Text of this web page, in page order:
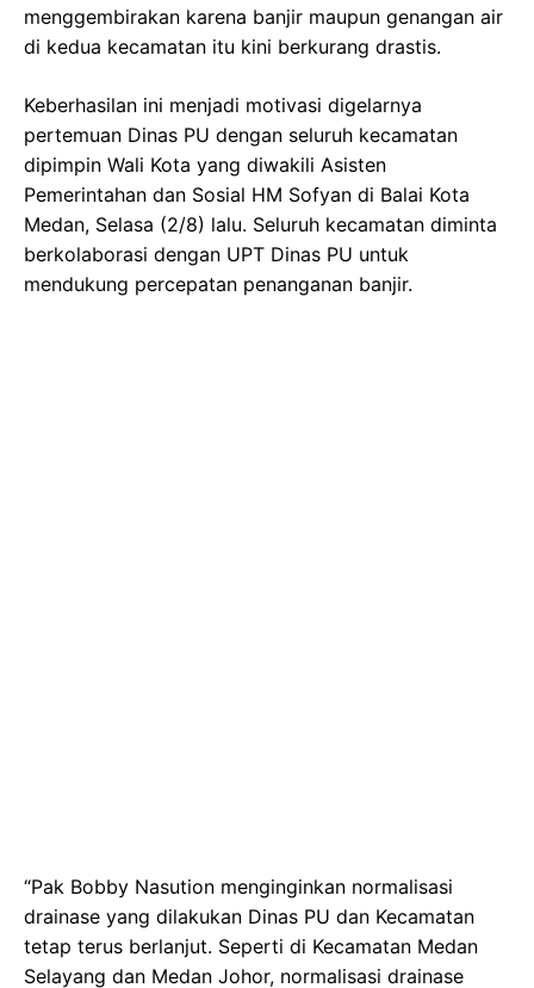
menggembirakan karena banjir maupun genangan air
di kedua kecamatan itu kini berkurang drastis.
Keberhasilan ini menjadi motivasi digelarnya
pertemuan Dinas PU dengan seluruh kecamatan
dipimpin Wali Kota yang diwakili Asisten
Pemerintahan dan Sosial HM Sofyan di Balai Kota
Medan, Selasa (2/8) lalu. Seluruh kecamatan diminta
berkolaborasi dengan UPT Dinas PU untuk
mendukung percepatan penanganan banjir.
“Pak Bobby Nasution menginginkan normalisasi
drainase yang dilakukan Dinas PU dan Kecamatan
tetap terus berlanjut. Seperti di Kecamatan Medan
Selayang dan Medan Johor, normalisasi drainase